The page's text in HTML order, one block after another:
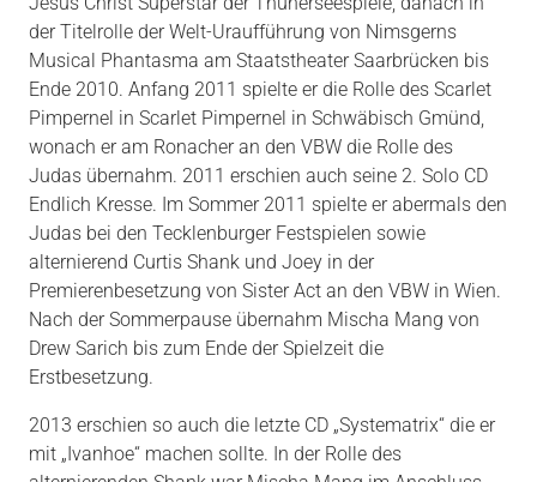
der Titelrolle der Welt-Uraufführung von Nimsgerns
Musical Phantasma am Staatstheater Saarbrücken bis
Ende 2010. Anfang 2011 spielte er die Rolle des Scarlet
Pimpernel in Scarlet Pimpernel in Schwäbisch Gmünd,
wonach er am Ronacher an den VBW die Rolle des
Judas übernahm. 2011 erschien auch seine 2. Solo CD
Endlich Kresse. Im Sommer 2011 spielte er abermals den
Judas bei den Tecklenburger Festspielen sowie
alternierend Curtis Shank und Joey in der
Premierenbesetzung von Sister Act an den VBW in Wien.
Nach der Sommerpause übernahm Mischa Mang von
Drew Sarich bis zum Ende der Spielzeit die
Erstbesetzung.
2013 erschien so auch die letzte CD „Systematrix“ die er
mit „Ivanhoe“ machen sollte. In der Rolle des